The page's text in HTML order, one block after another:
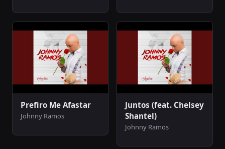
Prefiro Me Afastar
Johnny Ramos
Juntos (feat. Chelsey
Shantel)
Johnny Ramos